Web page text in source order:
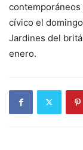
cívico el
Jardines del
enero.